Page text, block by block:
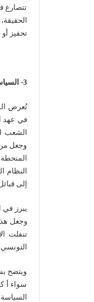
تتصارع
تحفيز
3- السياسة
تُعرض
في عهد
الشعب
وجعل من
النظام
إلى
يبرز في
وجعل
تنفلت
ويتضح
سواء أ